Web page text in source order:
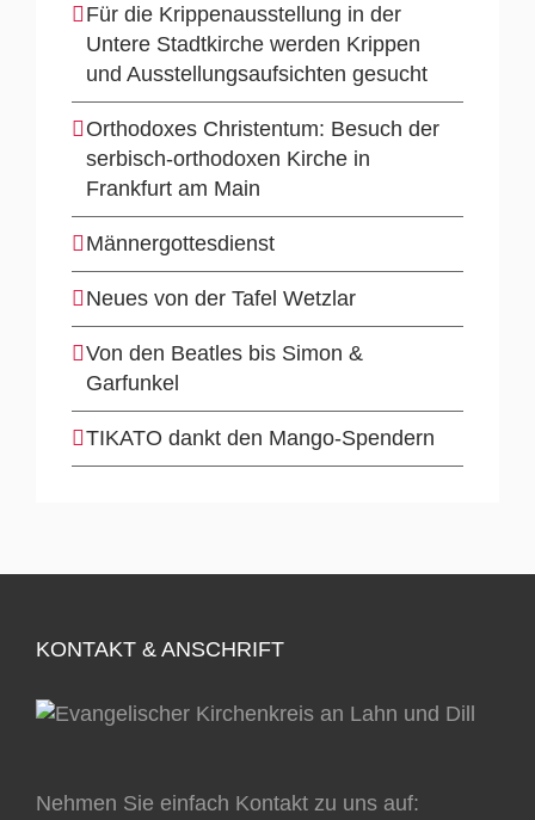
Für die Krippenausstellung in der
Untere Stadtkirche werden Krippen
und Ausstellungsaufsichten gesucht
Orthodoxes Christentum: Besuch der
serbisch-orthodoxen Kirche in
Frankfurt am Main
Männergottesdienst
Neues von der Tafel Wetzlar
Von den Beatles bis Simon &
Garfunkel
TIKATO dankt den Mango-Spendern
KONTAKT & ANSCHRIFT
Nehmen Sie einfach Kontakt zu uns auf: